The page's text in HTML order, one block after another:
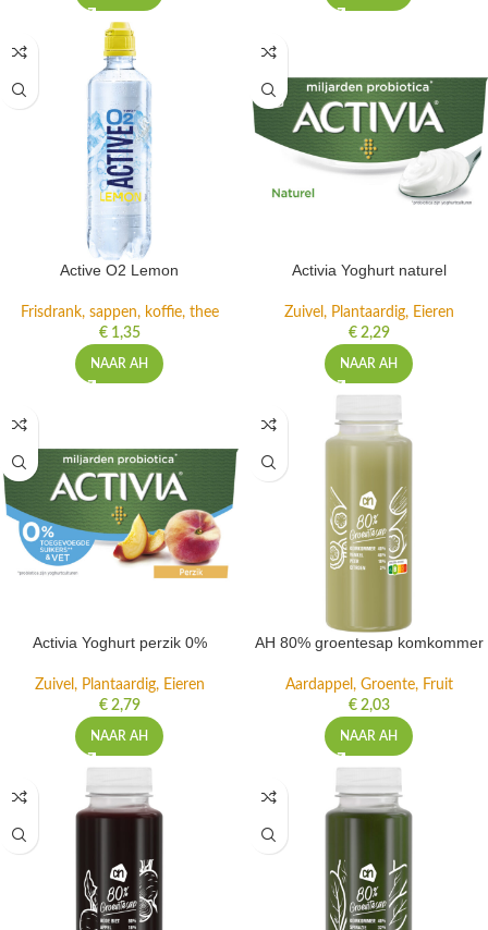
Active O2 Lemon
Frisdrank, sappen, koffie, thee
€1,35
NAAR AH
Activia Yoghurt naturel
Zuivel, Plantaardig, Eieren
€2,29
NAAR AH
Activia Yoghurt perzik 0%
Zuivel, Plantaardig, Eieren
€2,79
NAAR AH
AH 80% groentesap komkommer
Aardappel, Groente, Fruit
€2,03
NAAR AH